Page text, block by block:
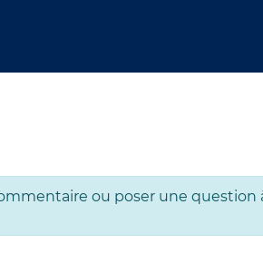
ou poser une